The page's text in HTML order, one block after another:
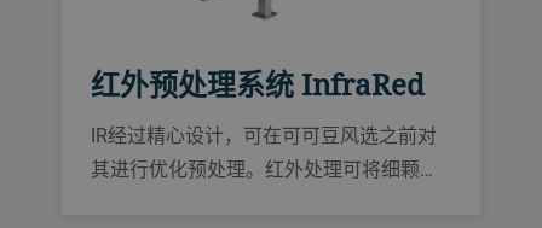
红外预处理系统 InfraRed
IR经过精心设计，可在可可豆风选之前对
其进行优化预处理。红外处理可将细颗粒